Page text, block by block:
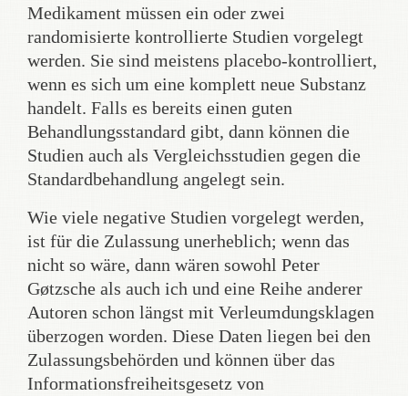
Medikament müssen ein oder zwei
randomisierte kontrollierte Studien vorgelegt
werden. Sie sind meistens placebo-kontrolliert,
wenn es sich um eine komplett neue Substanz
handelt. Falls es bereits einen guten
Behandlungsstandard gibt, dann können die
Studien auch als Vergleichsstudien gegen die
Standardbehandlung angelegt sein.
Wie viele negative Studien vorgelegt werden,
ist für die Zulassung unerheblich; wenn das
nicht so wäre, dann wären sowohl Peter
Gøtzsche als auch ich und eine Reihe anderer
Autoren schon längst mit Verleumdungsklagen
überzogen worden. Diese Daten liegen bei den
Zulassungsbehörden und können über das
Informationsfreiheitsgesetz von